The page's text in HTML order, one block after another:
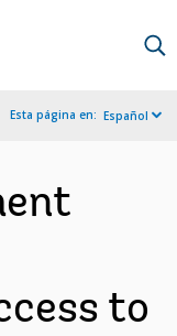
Esta página en: Español
to